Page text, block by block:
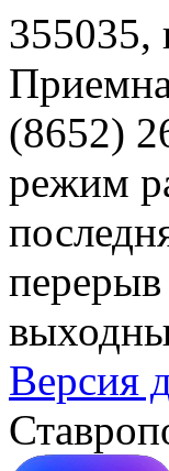
355035,
(8652)
режим
Версия